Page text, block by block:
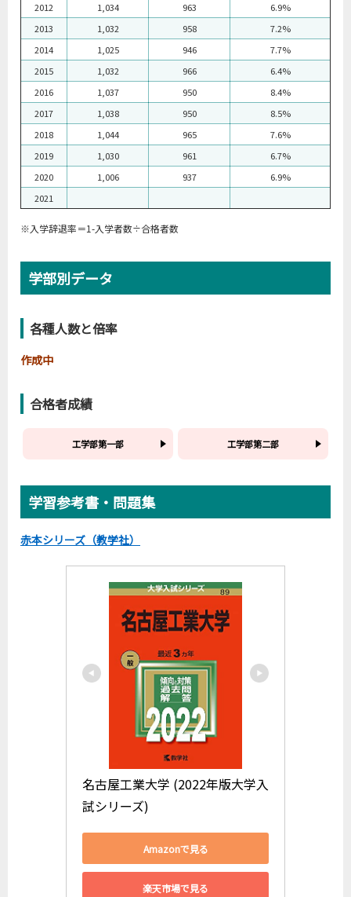
2012
1,034 963
6.9%
2013
1,032 958
7.2%
2014
1,025 946
7.7%
2015
1,032 966
6.4%
2016
1,037 950
8.4%
2017
1,038 950
8.5%
2018
1,044 965
7.6%
2019
1,030 961
6.7%
2020
1,006 937
6.9%
2021
※入学辞退率＝1-入学者数÷合格者数
学部別データ
各種人数と倍率
作成中
合格者成績
工学部第一部 工学部第二部
学習参考書・問題集
赤本シリーズ（教学社）
名古屋工業大学 (2022年版大学入
試シリーズ)
Amazonで見る
楽天市場で見る